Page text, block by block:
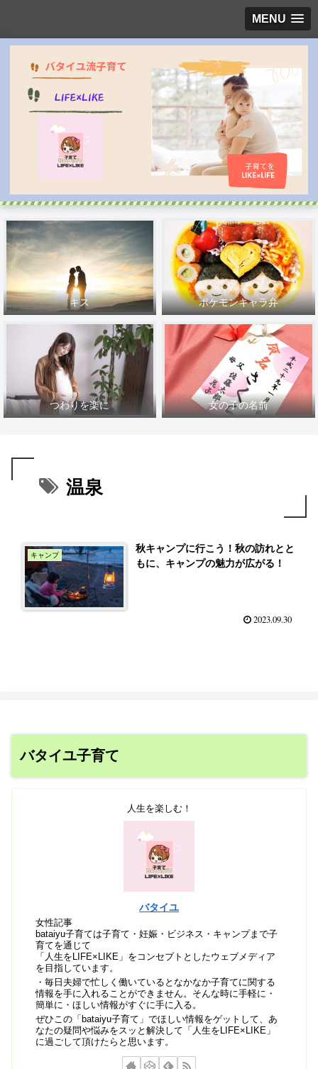
MENU
キス ポケモンキャラ弁
つわりを楽に 女の子の名前
温泉
キャンプ
秋キャンプに行こう！秋の訪れとと
もに、キャンプの魅力が広がる！
2023.09.30
バタイユ子育て
人生を楽しむ！
バタイユ
女性記事
bataiyu子育ては子育て・妊娠・ビジネス・キャンプまで子
育てを通じて
「人生をLIFE×LIKE」をコンセプトとしたウェブメディア
を目指しています。
・毎日夫婦で忙しく働いているとなかなか子育てに関する
情報を手に入れることができません。そんな時に手軽に・
簡単に・ほしい情報がすぐに手に入る。
ぜひこの「bataiyu子育て」でほしい情報をゲットして、あ
なたの疑問や悩みをスッと解決して「人生をLIFE×LIKE」
に過ごして頂けたらと思います。